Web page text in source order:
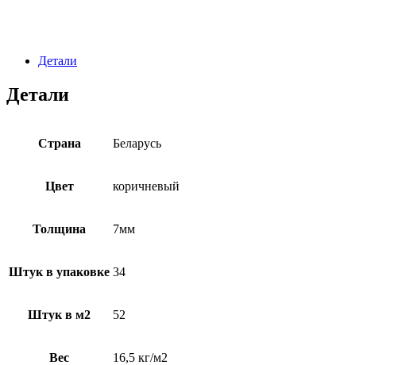
Детали
Детали
Страна Беларусь
Цвет коричневый
Толщина 7мм
Штук в упаковке 34
Штук в м2 52
Вес 16,5 кг/м2